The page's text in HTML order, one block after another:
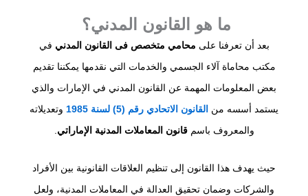
ما هو القانون المدني؟
بعد أن تعرفنا على محامي متخصص فى القانون المدني في
مكتب محاماة آلاء الجسمي والخدمات التي نقدمها يمكننا تقديم
بعض المعلومات المهمة عن القانون المدني في الإمارات والذي
يستمد أسسه من القانون الاتحادي رقم (5) لسنة 1985
وتعديلاته
والمعروف باسمقانون المعاملات المدنية الإماراتي
حيث يهدف هذا القانون إلى تنظيم العلاقات القانونية بين الأفراد
والشركات وضمان تحقيق العدالة في المعاملات المدنية، ولعل